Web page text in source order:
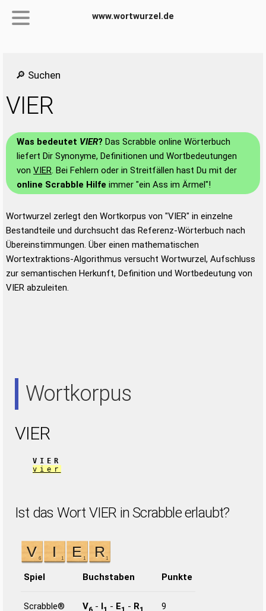
www.wortwurzel.de
🔎 Suchen
VIER
Was bedeutet VIER? Das Scrabble online Wörterbuch
liefert Dir Synonyme, Definitionen und Wortbedeutungen
von VIER. Bei Fehlern oder in Streitfällen hast Du mit der
online Scrabble Hilfe immer "ein Ass im Ärmel"!
Wortwurzel zerlegt den Wortkorpus von "VIER" in einzelne
Bestandteile und durchsucht das Referenz-Wörterbuch nach
Übereinstimmungen. Über einen mathematischen
Wortextraktions-Algorithmus versucht Wortwurzel, Aufschluss
zur semantischen Herkunft, Definition und Wortbedeutung von
VIER abzuleiten.
Wortkorpus
VIER
VIER
vier
Ist das Wort VIER in Scrabble erlaubt?
Spiel Buchstaben Punkte
Scrabble® V6 - I1 - E1 - R1 9